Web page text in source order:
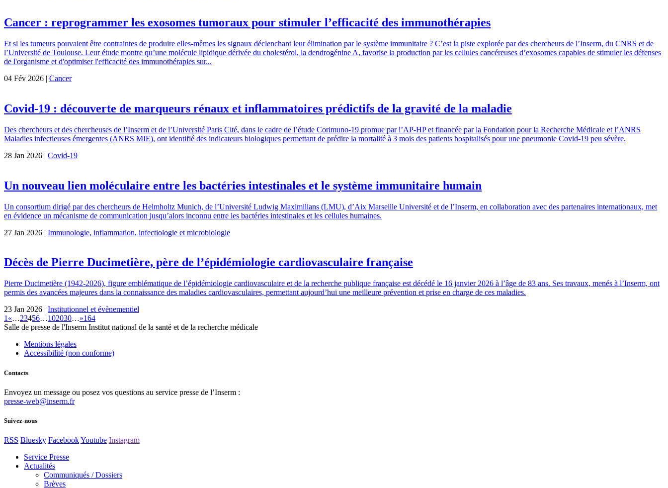
Cancer : reprogrammer les exosomes tumoraux pour stimuler l’efficacité des immunothérapies
Et si les tumeurs pouvaient être contraintes de produire elles-mêmes les signaux déclenchant leur élimination par le système immunitaire ? C’est la piste explorée par des chercheurs de l’Inserm, du CNRS et de
l’Université de Toulouse. Leur étude montre qu’une molécule lipidique dérivée du cholestérol, la dendrogénine A, favorise la production par les cellules cancéreuses d’exosomes capables de stimuler les défenses
de l'organisme et d'optimiser l'efficacité des immunothérapies sur...
04 Fév 2026 | Cancer
Covid-19 : découverte de marqueurs rénaux et inflammatoires prédictifs de la gravité de la maladie
Des chercheurs et des chercheuses de l’Inserm et de l’Université Paris Cité, dans le cadre de l’étude Corimuno-19 promue par l’AP-HP et financée par la Fondation pour la Recherche Médicale et l’ANRS
Maladies infectieuses émergentes (ANRS MIE), ont identifié des indicateurs biologiques permettant de prédire la mortalité à 3 mois des patients hospitalisés pour une pneumonie Covid-19 peu sévère.
28 Jan 2026 | Covid-19
Un nouveau lien moléculaire entre les bactéries intestinales et le système immunitaire humain
Un consortium dirigé par des chercheurs de Helmholtz Munich, de l’Université Ludwig Maximilians (LMU), d’Aix Marseille Université et de l’Inserm, en collaboration avec des partenaires internationaux, met
en évidence un mécanisme de communication jusqu’alors inconnu entre les bactéries intestinales et les cellules humaines.
27 Jan 2026 | Immunologie, inflammation, infectiologie et microbiologie
Décès de Pierre Ducimetière, père de l’épidémiologie cardiovasculaire française
Pierre Ducimetière (1942-2026), figure emblématique de l’épidémiologie cardiovasculaire et de la recherche publique française est décédé le 16 janvier 2026 à l’âge de 83 ans. Ses travaux, menés à l’Inserm, ont
permis des avancées majeures dans la connaissance des maladies cardiovasculaires, permettant aujourd’hui une meilleure prévention et prise en charge de ces maladies.
23 Jan 2026 | Institutionnel et évènementiel
1 «…23456…102030…»164
Salle de presse de l'Inserm Institut national de la santé et de la recherche médicale
Mentions légales
Accessibilité (non conforme)
Contacts
Envoyez un message ou posez vos questions au service presse de l’Inserm :
presse-web@inserm.fr
Suivez-nous
RSS Bluesky FacebookYoutube Instagram
Service Presse
Actualités
Communiqués / Dossiers
Brèves